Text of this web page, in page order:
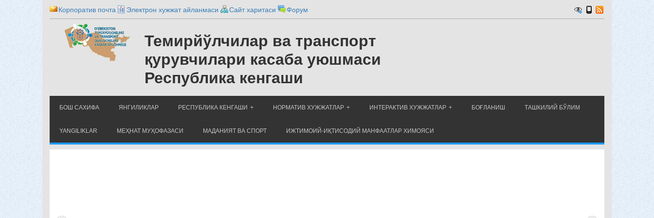
Корпоратив почта Электрон хужжат айланмаси Сайт харитаси Форум
Темирйўлчилар ва транспорт
қурувчилари касаба уюшмаси
Республика кенгаши
БОШ САХИФА ЯНГИЛИКЛАР РЕСПУБЛИКА КЕНГАШИ НОРМАТИВ ХУЖЖАТЛАР ИНТЕРАКТИВ ХУЖЖАТЛАР БОҒЛАНИШ ТАШКИЛИЙ БЎЛИМ
YANGILIKLAR МЕҲНАТ МУҲОФАЗАСИ МАДАНИЯТ ВА СПОРТ ИЖТИМОИЙ-ИҚТИСОДИЙ МАНФААТЛАР ХИМОЯСИ